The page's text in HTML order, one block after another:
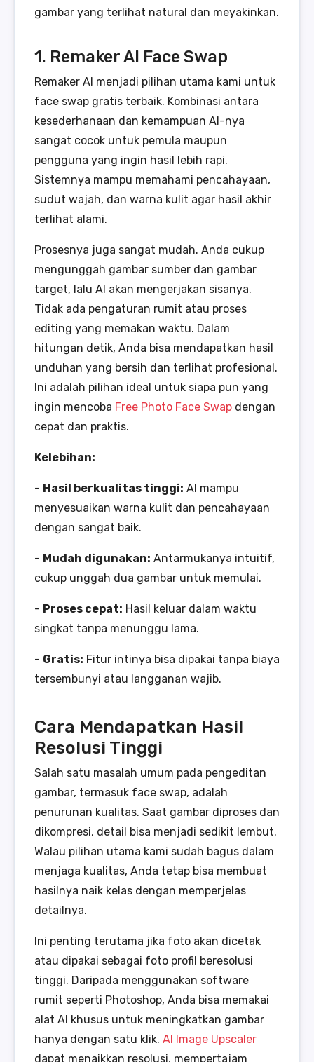
gambar yang terlihat natural dan meyakinkan.
1. Remaker AI Face Swap
Remaker AI menjadi pilihan utama kami untuk
face swap gratis terbaik. Kombinasi antara
kesederhanaan dan kemampuan AI-nya
sangat cocok untuk pemula maupun
pengguna yang ingin hasil lebih rapi.
Sistemnya mampu memahami pencahayaan,
sudut wajah, dan warna kulit agar hasil akhir
terlihat alami.
Prosesnya juga sangat mudah. Anda cukup
mengunggah gambar sumber dan gambar
target, lalu AI akan mengerjakan sisanya.
Tidak ada pengaturan rumit atau proses
editing yang memakan waktu. Dalam
hitungan detik, Anda bisa mendapatkan hasil
unduhan yang bersih dan terlihat profesional.
Ini adalah pilihan ideal untuk siapa pun yang
ingin mencoba Free Photo Face Swap dengan
cepat dan praktis.
Kelebihan:
- Hasil berkualitas tinggi: AI mampu
menyesuaikan warna kulit dan pencahayaan
dengan sangat baik.
- Mudah digunakan: Antarmukanya intuitif,
cukup unggah dua gambar untuk memulai.
- Proses cepat: Hasil keluar dalam waktu
singkat tanpa menunggu lama.
- Gratis: Fitur intinya bisa dipakai tanpa biaya
tersembunyi atau langganan wajib.
Cara Mendapatkan Hasil
Resolusi Tinggi
Salah satu masalah umum pada pengeditan
gambar, termasuk face swap, adalah
penurunan kualitas. Saat gambar diproses dan
dikompresi, detail bisa menjadi sedikit lembut.
Walau pilihan utama kami sudah bagus dalam
menjaga kualitas, Anda tetap bisa membuat
hasilnya naik kelas dengan memperjelas
detailnya.
Ini penting terutama jika foto akan dicetak
atau dipakai sebagai foto profil beresolusi
tinggi. Daripada menggunakan software
rumit seperti Photoshop, Anda bisa memakai
alat AI khusus untuk meningkatkan gambar
hanya dengan satu klik. AI Image Upscaler
dapat menaikkan resolusi, mempertajam